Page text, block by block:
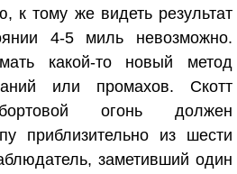
к тому же видеть результат
4-5 миль невозможно.
какой-то новый метод
или промахов. Скотт
огонь должен
приблизительно из шести
заметивший один